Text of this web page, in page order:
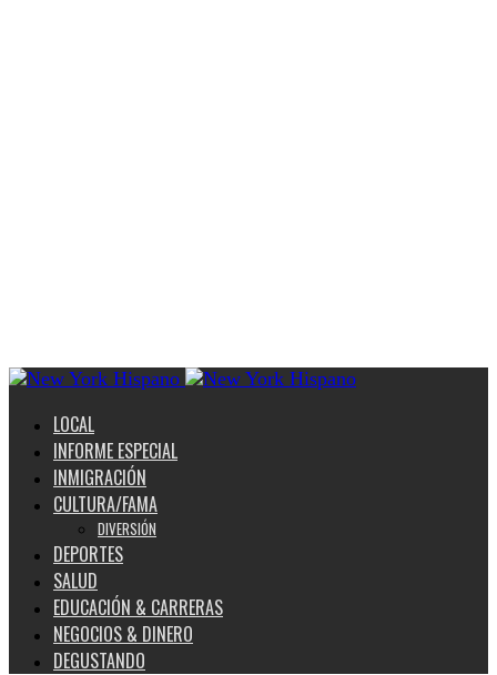
LOCAL
INFORME ESPECIAL
INMIGRACIÓN
CULTURA/FAMA
DIVERSIÓN
DEPORTES
SALUD
EDUCACIÓN & CARRERAS
NEGOCIOS & DINERO
DEGUSTANDO